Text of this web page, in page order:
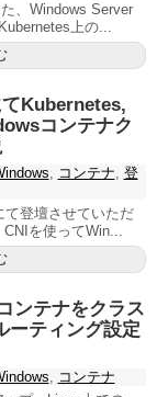
、Windows Server
上の...
てKubernetes,
コンテナク
, コンテナ, 登
て登壇させていただ
を使ってWin...
ンテナをクラス
ーティング設定
, コンテナ